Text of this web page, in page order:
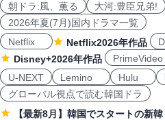
朝ドラ:風、薫る 大河:豊臣兄弟!
2026年夏(7月)国内ドラマ一覧
Netflix
Netflix2026年作品
Disney+2026年作品
U-NEXT
Lemino Hulu
グローバル視点で読む韓国ドラ
【最新8月】韓国でスタートの新